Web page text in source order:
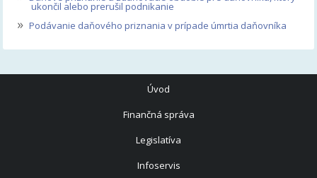
ukončil alebo prerušil podnikanie
» Podávanie daňového priznania v prípade úmrtia daňovníka
Úvod
Finančná správa
Legislatíva
Infoservis